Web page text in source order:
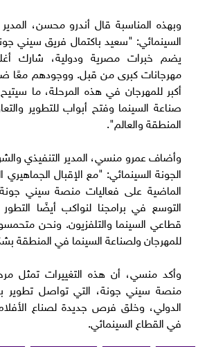
وبهذه المناسبة قال أندرو محسن،
السينمائي: "سعيد باكتمال فريق سيني
يضم خبرات مصرية ودولية، شارك
مهرجانات كبرى من قبل. ووجودهم معًا
أكبر للمهرجان في هذه المرحلة، ما
صناعة السينما وفتح أبواب للتطوير
المنطقة والعالم".
وأضاف عمرو منسي، المدير التنفيذي
الجونة السينمائي: "مع الإقبال
الماضية على فعاليات منصة سيني
التوسع في برامجنا لنواكب أيضًا
قطاعي السينما والتلفزيون. ونحن
للمهرجان ولصناعة السينما في المنطقة
وأكد منسي، أن هذه التغييرات تمثل
منصة سيني جونة، التي تواصل تطوير
الدولي، وخلق فرص جديدة لصناع
في القطاع السينمائي.